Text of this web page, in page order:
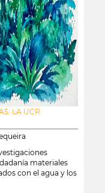
LA UCR
materiales
con el agua y los